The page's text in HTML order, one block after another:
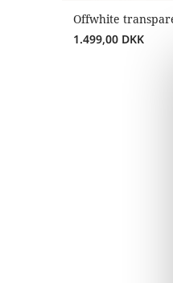
Offwhite
1.499,00 DKK